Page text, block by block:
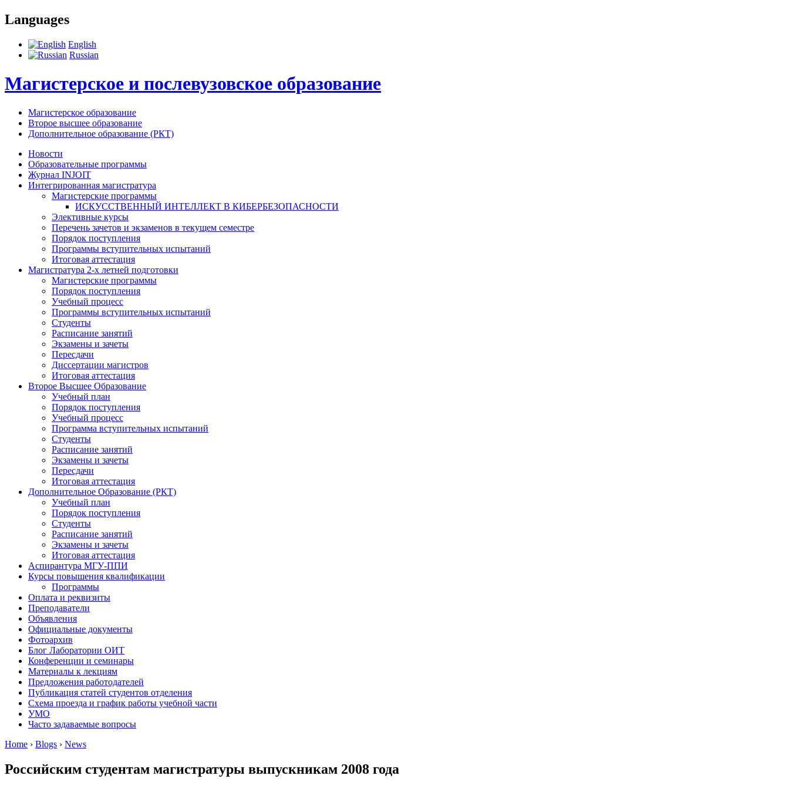
Languages
English
Russian
Магистерское и послевузовское образование
Магистерское образование
Второе высшее образование
Дополнительное образование (РКТ)
Новости
Образовательные программы
Журнал INJOIT
Интегрированная магистратура
Магистерские программы
ИСКУССТВЕННЫЙ ИНТЕЛЛЕКТ В КИБЕРБЕЗОПАСНОСТИ
Элективные курсы
Перечень зачетов и экзаменов в текущем семестре
Порядок поступления
Программы вступительных испытаний
Итоговая аттестация
Магистратура 2-х летней подготовки
Магистерские программы
Порядок поступления
Учебный процесс
Программы вступительных испытаний
Студенты
Расписание занятий
Экзамены и зачеты
Пересдачи
Диссертации магистров
Итоговая аттестация
Второе Высшее Образование
Учебный план
Порядок поступления
Учебный процесс
Программа вступительных испытаний
Студенты
Расписание занятий
Экзамены и зачеты
Пересдачи
Итоговая аттестация
Дополнительное Образование (РКТ)
Учебный план
Порядок поступления
Студенты
Расписание занятий
Экзамены и зачеты
Итоговая аттестация
Аспирантура МГУ-ППИ
Курсы повышения квалификации
Программы
Оплата и реквизиты
Преподаватели
Объявления
Официальные документы
Фотоархив
Блог Лаборатории ОИТ
Конференции и семинары
Материалы к лекциям
Предложения работодателей
Публикация статей студентов отделения
Схема проезда и график работы учебной части
УМО
Часто задаваемые вопросы
Home › Blogs › News
Российским студентам магистратуры выпускникам 2008 года